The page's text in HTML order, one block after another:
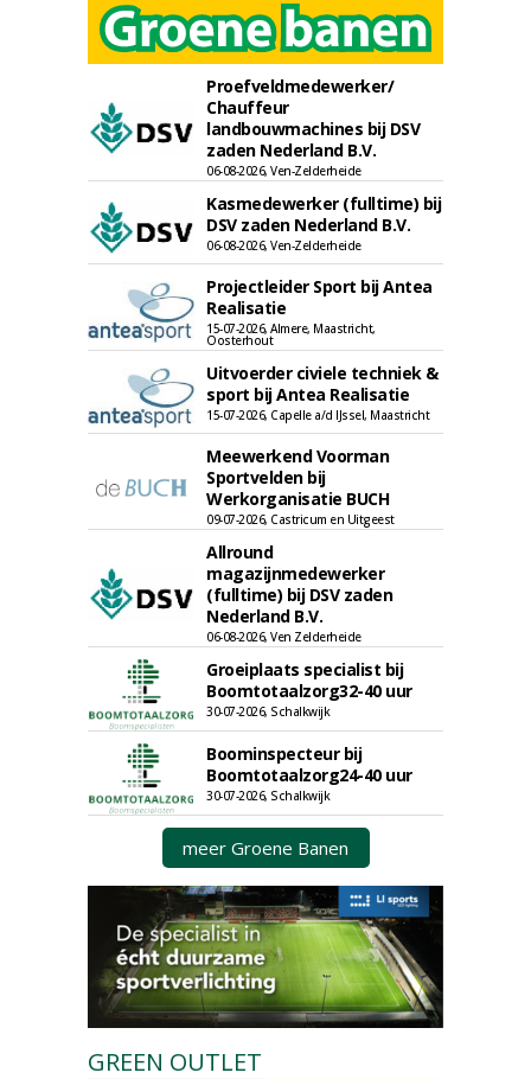
Proefveldmedewerker/
Chauffeur
landbouwmachines bij DSV
zaden Nederland B.V.
06-08-2026, Ven-Zelderheide
Kasmedewerker (fulltime) bij
DSV zaden Nederland B.V.
06-08-2026, Ven-Zelderheide
Projectleider Sport bij Antea
Realisatie
15-07-2026, Almere, Maastricht,
Oosterhout
Uitvoerder civiele techniek &
sport bij Antea Realisatie
15-07-2026, Capelle a/d IJssel, Maastricht
Meewerkend Voorman
Sportvelden bij
Werkorganisatie BUCH
09-07-2026, Castricum en Uitgeest
Allround
magazijnmedewerker
(fulltime) bij DSV zaden
Nederland B.V.
06-08-2026, Ven Zelderheide
Groeiplaats specialist bij
Boomtotaalzorg32-40 uur
30-07-2026, Schalkwijk
Boominspecteur bij
Boomtotaalzorg24-40 uur
30-07-2026, Schalkwijk
meer Groene Banen
GREEN OUTLET